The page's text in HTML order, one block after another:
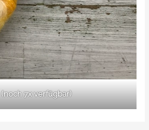
(noch 7x verfügbar)